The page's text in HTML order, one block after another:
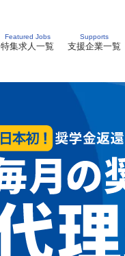
Featured Jobs
特集求人一覧
Supports
支援企業一覧